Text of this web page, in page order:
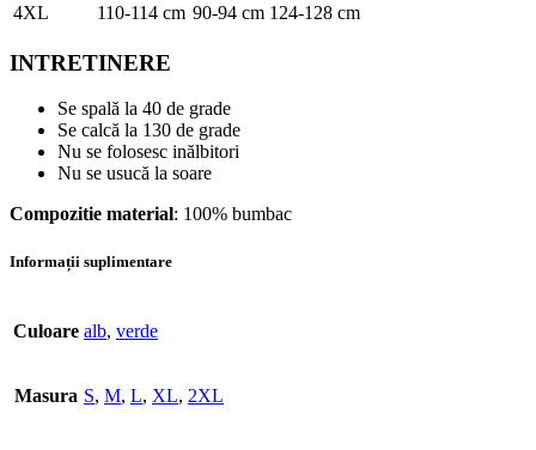
4XL
110-114 cm 90-94 cm 124-128 cm
INTRETINERE
Se spală la 40 de grade
Se calcă la 130 de grade
Nu se folosesc inălbitori
Nu se usucă la soare
Compozitie material: 100% bumbac
Informații suplimentare
Culoare alb, verde
Masura S, M, L, XL, 2XL